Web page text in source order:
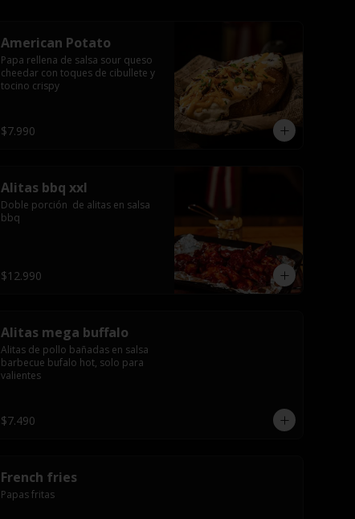
American Potato
Papa rellena de salsa sour queso
cheedar con toques de cibullete y
tocino crispy
$7.990
Alitas bbq xxl
Doble porción  de alitas en salsa
bbq
$12.990
Alitas mega buffalo
Alitas de pollo bañadas en salsa
barbecue bufalo hot, solo para
valientes
$7.490
French fries
Papas fritas